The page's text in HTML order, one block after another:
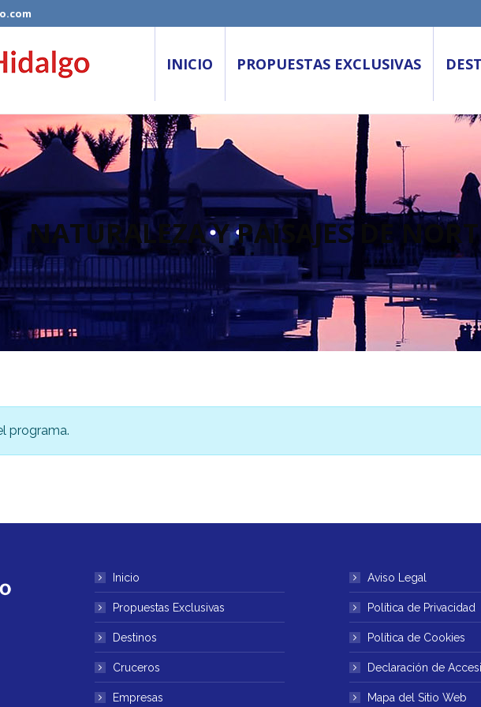
INICIO PROPUESTAS EXCLUSIVAS
NATURALEZA Y PAISAJES DE
programa.
Inicio
Propuestas Exclusivas
Destinos
Cruceros
Empresas
Aviso Legal
Política de Privacidad
Política de Cookies
Declaración de
Mapa del Sitio Web